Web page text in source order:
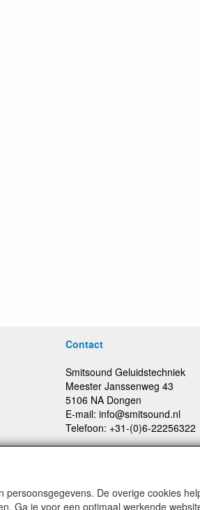
Contact
Smitsound Geluidstechniek
Meester Janssenweg 43
5106 NA Dongen
E-mail: info@smitsound.nl
Telefoon: +31-(0)6-22256322
Prijswijzigingen en typefouten
De overige cookies
Ga je voor een optimaal werkende